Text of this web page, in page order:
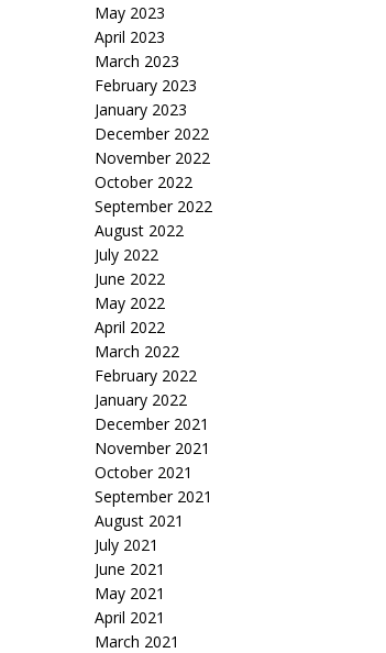
May 2023
April 2023
March 2023
February 2023
January 2023
December 2022
November 2022
October 2022
September 2022
August 2022
July 2022
June 2022
May 2022
April 2022
March 2022
February 2022
January 2022
December 2021
November 2021
October 2021
September 2021
August 2021
July 2021
June 2021
May 2021
April 2021
March 2021